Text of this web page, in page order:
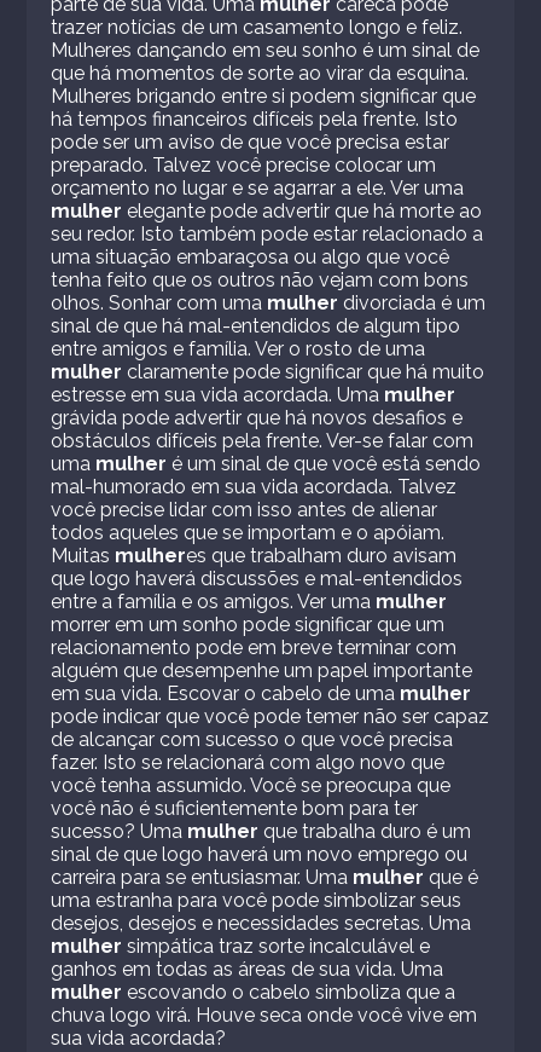
trazer notícias de um casamento longo e feliz.
Mulheres dançando em seu sonho é um sinal de
que há momentos de sorte ao virar da esquina.
Mulheres brigando entre si podem significar que
há tempos financeiros difíceis pela frente. Isto
pode ser um aviso de que você precisa estar
preparado. Talvez você precise colocar um
orçamento no lugar e se agarrar a ele. Ver uma
mulher elegante pode advertir que há morte ao
seu redor. Isto também pode estar relacionado a
uma situação embaraçosa ou algo que você
tenha feito que os outros não vejam com bons
olhos. Sonhar com uma mulher divorciada é um
sinal de que há mal-entendidos de algum tipo
entre amigos e família. Ver o rosto de uma
mulher claramente pode significar que há muito
estresse em sua vida acordada. Uma mulher
grávida pode advertir que há novos desafios e
obstáculos difíceis pela frente. Ver-se falar com
uma mulher é um sinal de que você está sendo
mal-humorado em sua vida acordada. Talvez
você precise lidar com isso antes de alienar
todos aqueles que se importam e o apóiam.
Muitas mulheres que trabalham duro avisam
que logo haverá discussões e mal-entendidos
entre a família e os amigos. Ver uma mulher
morrer em um sonho pode significar que um
relacionamento pode em breve terminar com
alguém que desempenhe um papel importante
em sua vida. Escovar o cabelo de uma mulher
pode indicar que você pode temer não ser capaz
de alcançar com sucesso o que você precisa
fazer. Isto se relacionará com algo novo que
você tenha assumido. Você se preocupa que
você não é suficientemente bom para ter
sucesso? Uma mulher que trabalha duro é um
sinal de que logo haverá um novo emprego ou
carreira para se entusiasmar. Uma mulher que é
uma estranha para você pode simbolizar seus
desejos, desejos e necessidades secretas. Uma
mulher simpática traz sorte incalculável e
ganhos em todas as áreas de sua vida. Uma
mulher escovando o cabelo simboliza que a
chuva logo virá. Houve seca onde você vive em
sua vida acordada?